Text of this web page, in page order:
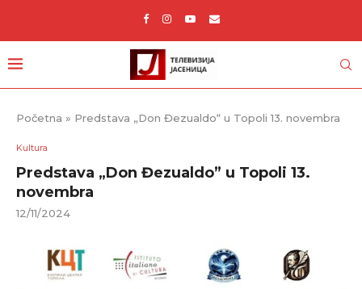
Početna » Predstava „Don Đezualdo“ u Topoli 13. novembra
Kultura
Predstava „Don Đezualdo” u Topoli 13.
novembra
12/11/2024